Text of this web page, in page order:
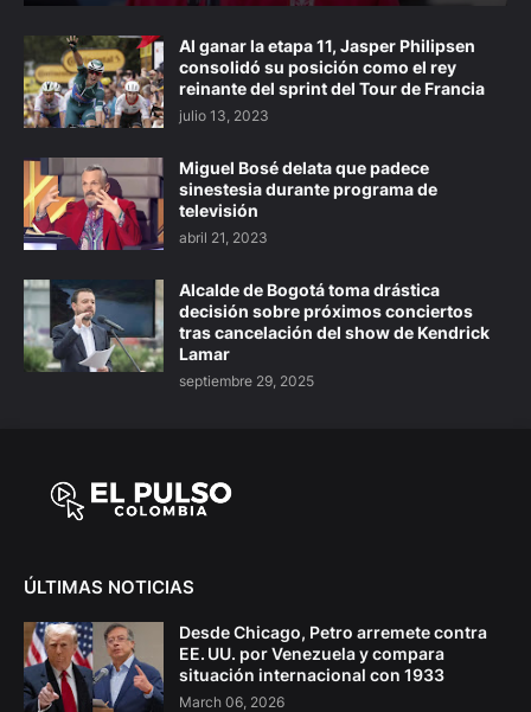
Al ganar la etapa 11, Jasper Philipsen
consolidó su posición como el rey
reinante del sprint del Tour de Francia
julio 13, 2023
Miguel Bosé delata que padece
sinestesia durante programa de
televisión
abril 21, 2023
Alcalde de Bogotá toma drástica
decisión sobre próximos conciertos
tras cancelación del show de Kendrick
Lamar
septiembre 29, 2025
ÚLTIMAS NOTICIAS
Desde Chicago, Petro arremete contra
EE. UU. por Venezuela y compara
situación internacional con 1933
March 06, 2026